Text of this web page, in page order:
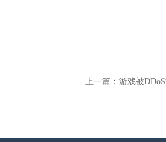
上一篇 ： 游戏被